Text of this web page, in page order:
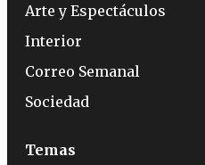
Arte y Espectáculos
Interior
Correo Semanal
Sociedad
Temas